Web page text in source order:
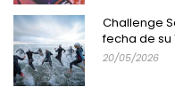
Challenge
fecha de su
20/05/2026